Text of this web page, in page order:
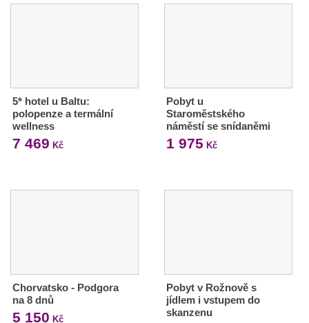
5* hotel u Baltu:
polopenze a termální
wellness
7 469 Kč
Pobyt u
Staroměstského
náměstí se snídaněmi
1 975 Kč
Chorvatsko - Podgora
na 8 dnů
5 150 Kč
Pobyt v Rožnově s
jídlem i vstupem do
skanzenu